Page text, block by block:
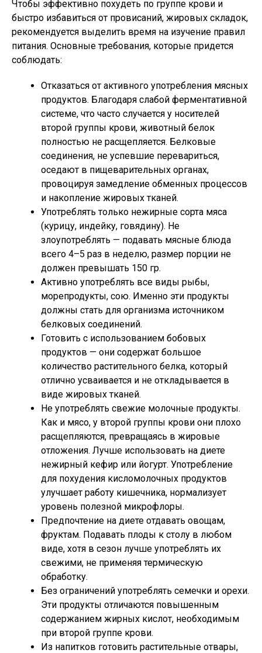
Чтобы эффективно похудеть по группе крови и
быстро избавиться от провисаний, жировых складок,
рекомендуется выделить время на изучение правил
питания. Основные требования, которые придется
соблюдать:
Отказаться от активного употребления мясных
продуктов. Благодаря слабой ферментативной
системе, что часто случается у носителей
второй группы крови, животный белок
полностью не расщепляется. Белковые
соединения, не успевшие перевариться,
оседают в пищеварительных органах,
провоцируя замедление обменных процессов
и накопление жировых тканей.
Употреблять только нежирные сорта мяса
(курицу, индейку, говядину). Не
злоупотреблять — подавать мясные блюда
всего 4–5 раз в неделю, размер порции не
должен превышать 150 гр.
Активно употреблять все виды рыбы,
морепродукты, сою. Именно эти продукты
должны стать для организма источником
белковых соединений.
Готовить с использованием бобовых
продуктов — они содержат большое
количество растительного белка, который
отлично усваивается и не откладывается в
виде жировых тканей.
Не употреблять свежие молочные продукты.
Как и мясо, у второй группы крови они плохо
расщепляются, превращаясь в жировые
отложения. Лучше использовать на диете
нежирный кефир или йогурт. Употребление
для похудения кисломолочных продуктов
улучшает работу кишечника, нормализует
уровень полезной микрофлоры.
Предпочтение на диете отдавать овощам,
фруктам. Подавать плоды к столу в любом
виде, хотя в сезон лучше употреблять их
свежими, не применяя термическую
обработку.
Без ограничений употреблять семечки и орехи.
Эти продукты отличаются повышенным
содержанием жирных кислот, необходимым
при второй группе крови.
Из напитков готовить растительные отвары,